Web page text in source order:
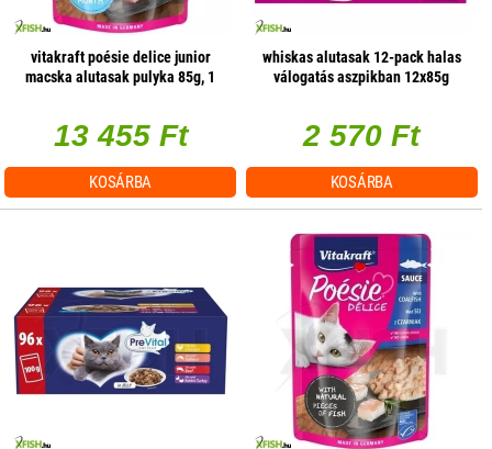
vitakraft poésie delice junior
macska alutasak pulyka 85g, 1
13 455 Ft
KOSÁRBA
whiskas alutasak 12-pack halas
válogatás aszpikban 12x85g
2 570 Ft
KOSÁRBA